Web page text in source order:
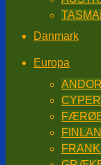
Danmark
Europa